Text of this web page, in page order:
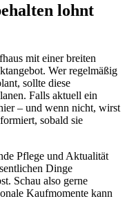
lohnt
mit einer breiten
Wer regelmäßig
sollte diese
Falls aktuell ein
– und wenn nicht, wirst
sobald sie
Pflege und Aktualität
Dinge
Schau also gerne
Kaufmomente kann